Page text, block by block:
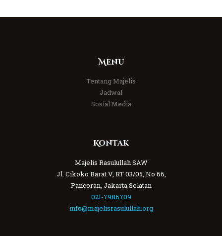
Menu
Tentang Majelis
Jadwal
Sosial Media
Kontak
Majelis Rasulullah SAW
Jl. Cikoko Barat V, RT 03/05, No 66,
Pancoran, Jakarta Selatan
021-7986709
info@majelisrasulullah.org